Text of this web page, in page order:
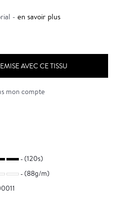
- en savoir plus
AVEC CE TISSU
mon compte
(120s)
(88g/m)